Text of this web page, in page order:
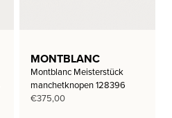
MONTBLANC
Montblanc Meisterstück
manchetknopen 128396
€375,00